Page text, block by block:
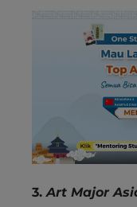
3. Art Major